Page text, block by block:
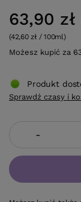
63,90 zł
(42,60 zł / 100ml)
Możesz kupić za
-
Produkt
Sprawdź czasy i